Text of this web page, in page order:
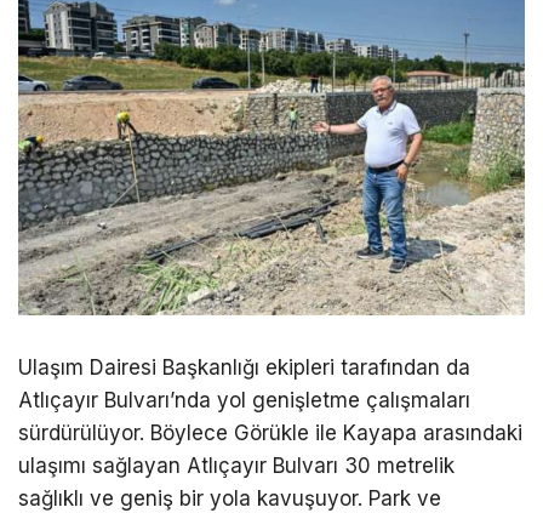
Ulaşım Dairesi Başkanlığı ekipleri tarafından da
Atlıçayır Bulvarı’nda yol genişletme çalışmaları
sürdürülüyor. Böylece Görükle ile Kayapa arasındaki
ulaşımı sağlayan Atlıçayır Bulvarı 30 metrelik
sağlıklı ve geniş bir yola kavuşuyor. Park ve